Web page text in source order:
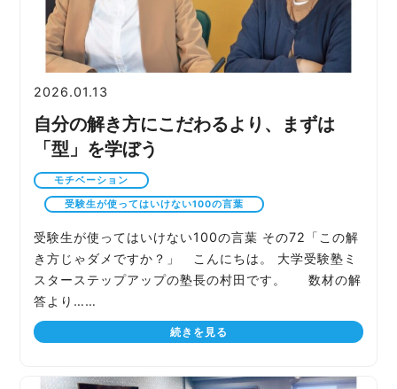
2026.01.13
自分の解き方にこだわるより、まずは
「型」を学ぼう
モチベーション
受験生が使ってはいけない100の言葉
受験生が使ってはいけない100の言葉 その72「この解
き方じゃダメですか？」 こんにちは。 大学受験塾ミ
スターステップアップの塾長の村田です。 数材の解
答より……
続きを見る